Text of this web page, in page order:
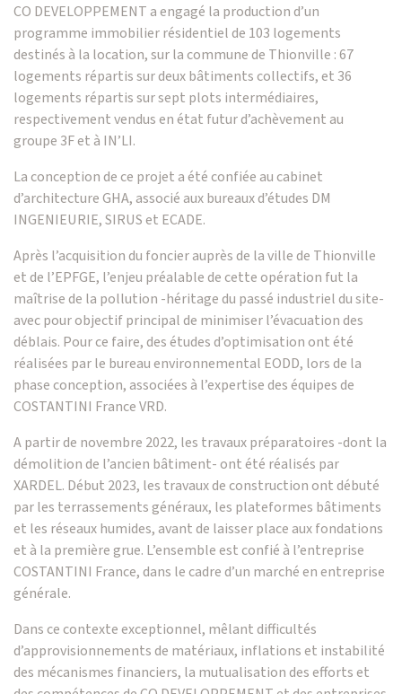
CO DEVELOPPEMENTa engagé la production d’un
programme immobilier résidentiel de 103 logements
destinés à la location, sur la commune de Thionville : 67
logements répartis sur deux bâtiments collectifs, et 36
logements répartis sur sept plots intermédiaires,
respectivement vendus en état futur d’achèvement au
groupe 3F et à IN’LI.
La conception de ce projet a été confiée au cabinet
d’architecture GHA, associé aux bureaux d’études DM
INGENIEURIE, SIRUS et ECADE.
Après l’acquisition du foncier auprès de la ville de Thionville
et de l’EPFGE, l’enjeu préalable de cette opération fut la
maîtrise de la pollution -héritage du passé industriel du site-
avec pour objectif principal de minimiser l’évacuation des
déblais. Pour ce faire, des études d’optimisation ont été
réalisées par le bureau environnemental EODD, lors de la
phase conception, associées à l’expertise des équipes de
COSTANTINI France VRD.
A partir de novembre 2022, les travaux préparatoires -dont la
démolition de l’ancien bâtiment- ont été réalisés par
XARDEL. Début 2023, les travaux de construction ont débuté
par les terrassements généraux, les plateformes bâtiments
et les réseaux humides, avant de laisser place aux fondations
et à la première grue. L’ensemble est confié à l’entreprise
COSTANTINI France, dans le cadre d’un marché en entreprise
générale.
Dans ce contexte exceptionnel, mêlant difficultés
d’approvisionnements de matériaux, inflations et instabilité
des mécanismes financiers, la mutualisation des efforts et